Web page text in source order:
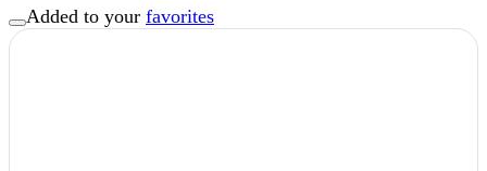
Added to your favorites